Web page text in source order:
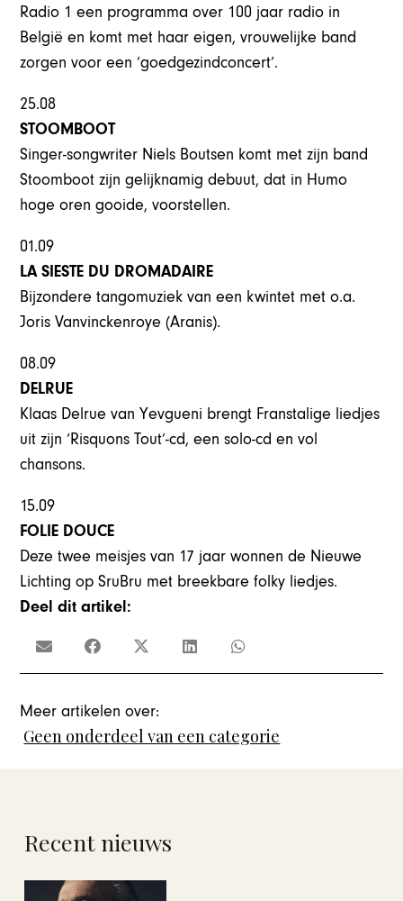
Radio 1 een programma over 100 jaar radio in
België en komt met haar eigen, vrouwelijke band
zorgen voor een ‘goedgezindconcert’.
25.08
STOOMBOOT
Singer-songwriter Niels Boutsen komt met zijn band
Stoomboot zijn gelijknamig debuut, dat in Humo
hoge oren gooide, voorstellen.
01.09
LA SIESTE DU DROMADAIRE
Bijzondere tangomuziek van een kwintet met o.a.
Joris Vanvinckenroye (Aranis).
08.09
DELRUE
Klaas Delrue van Yevgueni brengt Franstalige liedjes
uit zijn ‘Risquons Tout’-cd, een solo-cd en vol
chansons.
15.09
FOLIE DOUCE
Deze twee meisjes van 17 jaar wonnen de Nieuwe
Lichting op SruBru met breekbare folky liedjes.
Deel dit artikel:
Meer artikelen over:
Geen onderdeel van een categorie
Recent nieuws